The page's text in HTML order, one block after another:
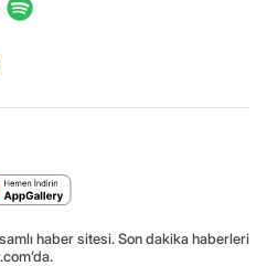
haber sitesi. Son dakika haberleri